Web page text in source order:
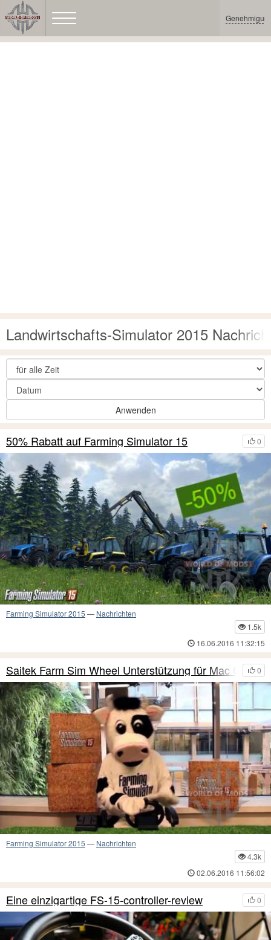
Landwirtschafts-Simulator 2015
Anwenden
0
50% Rabatt auf Farming Simulator 15
Farming Simulator 2015 — Nachrichten
1.5k
16.06.2016 11:32:15
0
Saitek Farm Sim Wheel Unterstützung für Mac OS X
Farming Simulator 2015 — Nachrichten
4.3k
02.06.2016 11:56:02
0
Eine einzigartige FS-15-controller-review